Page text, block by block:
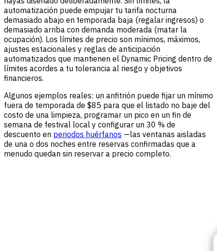
automatización puede empujar tu tarifa nocturna
demasiado abajo en temporada baja (regalar ingresos) o
demasiado arriba con demanda moderada (matar la
ocupación). Los límites de precio son mínimos, máximos,
ajustes estacionales y reglas de anticipación
automatizados que mantienen el Dynamic Pricing dentro de
límites acordes a tu tolerancia al riesgo y objetivos
financieros.
Algunos ejemplos reales: un anfitrión puede fijar un mínimo
fuera de temporada de $85 para que el listado no baje del
costo de una limpieza, programar un pico en un fin de
semana de festival local y configurar un 30 % de
descuento en periodos huérfanos —las ventanas aisladas
de una o dos noches entre reservas confirmadas que a
menudo quedan sin reservar a precio completo.